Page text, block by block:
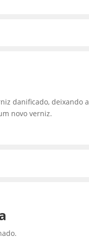
danificado, deixando a
novo verniz.